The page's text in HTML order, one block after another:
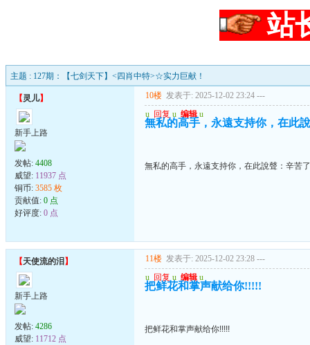
站
主题 : 127期：【七剑天下】<四肖中特>☆实力巨献！
【灵儿】
新手上路
发帖: 4408
威望: 11937 点
铜币: 3585 枚
贡献值: 0 点
好评度: 0 点
10楼 发表于: 2025-12-02 23:24 ---
u 回复 u 编辑 u
無私的高手，永遠支持你，在此
無私的高手，永遠支持你，在此說聲：辛苦了
【天使流的泪 】
新手上路
发帖: 4286
威望: 11712 点
11楼 发表于: 2025-12-02 23:28 ---
u 回复 u 编辑 u
把鲜花和掌声献给你!!!!!
把鲜花和掌声献给你!!!!!